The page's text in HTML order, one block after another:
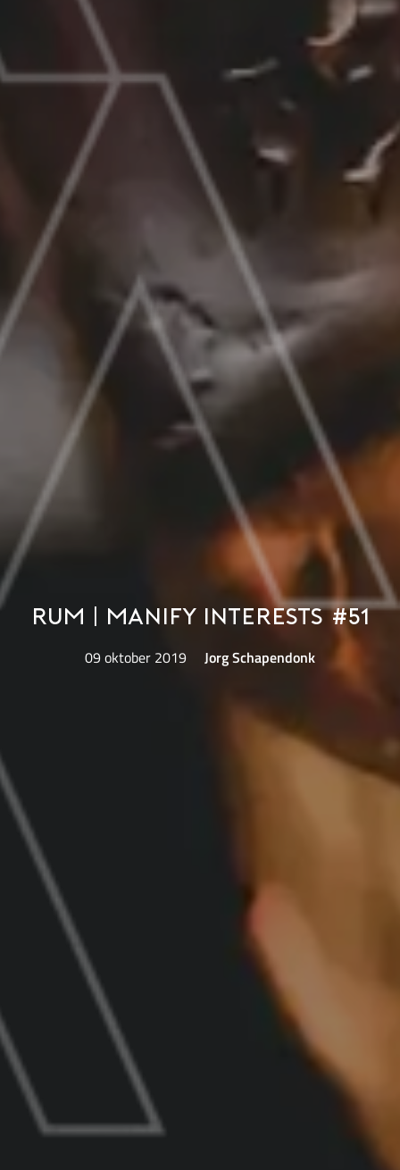
Rum | Manify Interests #51
09 oktober 2019 Jorg Schapendonk